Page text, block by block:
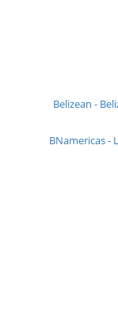
Belizean -
BNamericas -